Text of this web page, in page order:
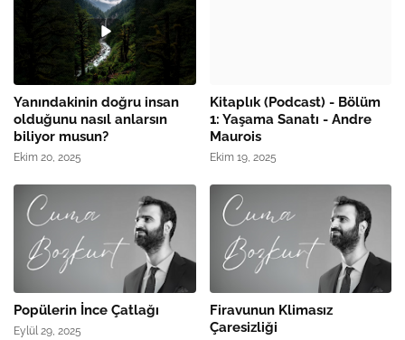
Yanındakinin doğru insan
olduğunu nasıl anlarsın
biliyor musun?
Ekim 20, 2025
Kitaplık (Podcast) - Bölüm
1: Yaşama Sanatı - Andre
Maurois
Ekim 19, 2025
Popülerin İnce Çatlağı
Eylül 29, 2025
Firavunun Klimasız
Çaresizliği